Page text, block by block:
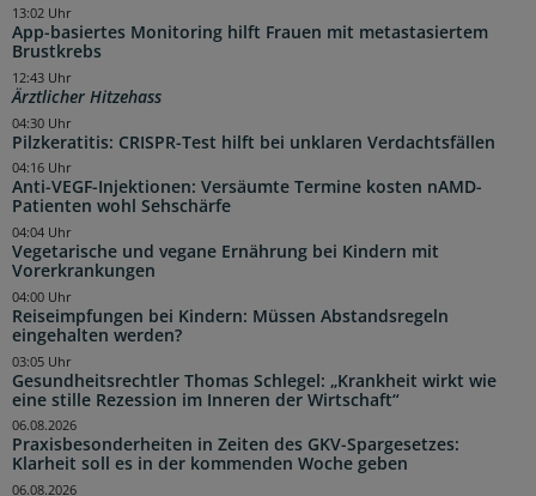
App-basiertes Monitoring hilft Frauen mit metastasiertem
Brustkrebs
13:02 Uhr
Ärztlicher Hitzehass
12:43 Uhr
Pilzkeratitis: CRISPR-Test hilft bei unklaren Verdachtsfällen
04:30 Uhr
Anti-VEGF-Injektionen: Versäumte Termine kosten nAMD-
Patienten wohl Sehschärfe
04:16 Uhr
Vegetarische und vegane Ernährung bei Kindern mit
Vorerkrankungen
04:04 Uhr
Reiseimpfungen bei Kindern: Müssen Abstandsregeln
eingehalten werden?
04:00 Uhr
Gesundheitsrechtler Thomas Schlegel: „Krankheit wirkt wie
eine stille Rezession im Inneren der Wirtschaft“
03:05 Uhr
Praxisbesonderheiten in Zeiten des GKV-Spargesetzes:
Klarheit soll es in der kommenden Woche geben
06.08.2026
06.08.2026